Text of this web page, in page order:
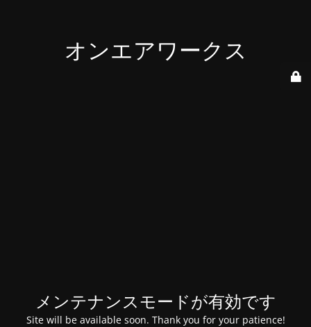
オンエアワークス
メンテナンスモードが有効です
Site will be available soon. Thank you for your patience!